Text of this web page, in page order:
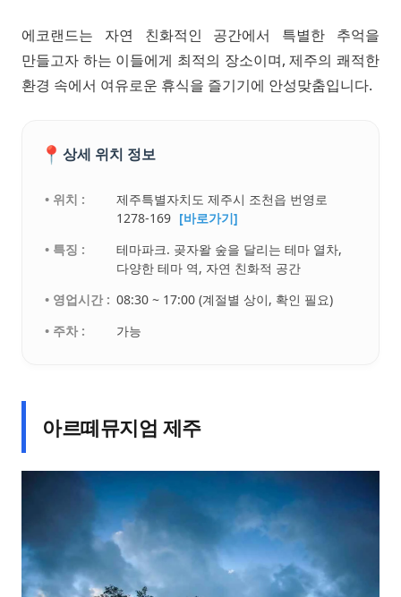
에코랜드는 자연 친화적인 공간에서 특별한 추억을
만들고자 하는 이들에게 최적의 장소이며, 제주의 쾌적한
환경 속에서 여유로운 휴식을 즐기기에 안성맞춤입니다.
📍 상세 위치 정보
• 위치 :
제주특별자치도 제주시 조천읍 번영로
1278-169 [바로가기]
• 특징 :
테마파크. 곶자왈 숲을 달리는 테마 열차,
다양한 테마 역, 자연 친화적 공간
• 영업시간 : 08:30 ~ 17:00 (계절별 상이, 확인 필요)
• 주차 :
가능
아르떼뮤지엄 제주